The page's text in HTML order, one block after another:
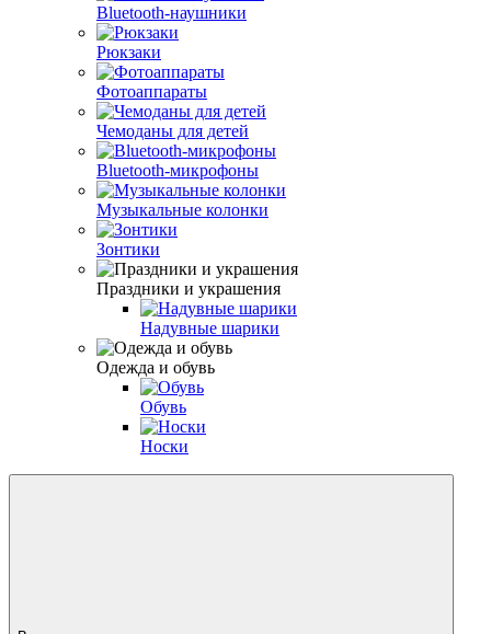
Bluetooth-наушники
Рюкзаки
Фотоаппараты
Чемоданы для детей
Bluetooth-микрофоны
Музыкальные колонки
Зонтики
Праздники и украшения
Надувные шарики
Одежда и обувь
Обувь
Носки